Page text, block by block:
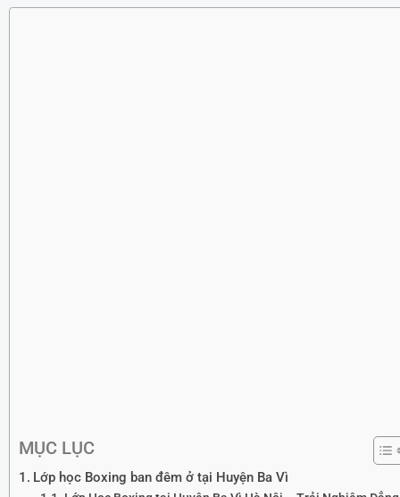
MỤC LỤC
Lớp học Boxing ban đêm ở tại Huyện Ba Vì